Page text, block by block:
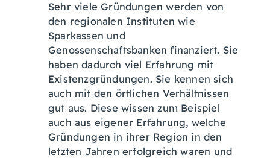
Sehr viele Gründungen werden von
den regionalen Instituten wie
Sparkassen und
Genossenschaftsbanken finanziert. Sie
haben dadurch viel Erfahrung mit
Existenzgründungen. Sie kennen sich
auch mit den örtlichen Verhältnissen
gut aus. Diese wissen zum Beispiel
auch aus eigener Erfahrung, welche
Gründungen in ihrer Region in den
letzten Jahren erfolgreich waren und